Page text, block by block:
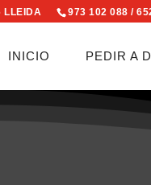
LLEIDA 973 102 088 /
INICIO PEDIR A